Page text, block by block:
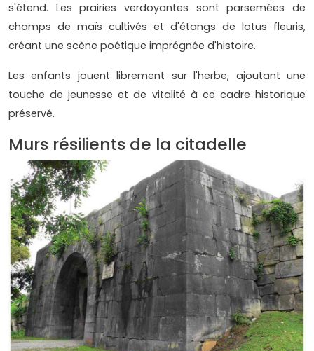
s'étend. Les prairies verdoyantes sont parsemées de
champs de maïs cultivés et d'étangs de lotus fleuris,
créant une scène poétique imprégnée d'histoire.
Les enfants jouent librement sur l'herbe, ajoutant une
touche de jeunesse et de vitalité à ce cadre historique
préservé.
Murs résilients de la citadelle